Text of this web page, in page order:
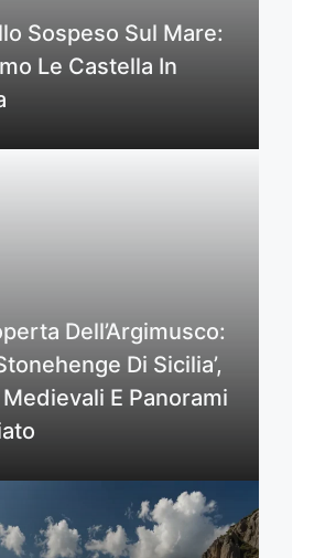
Sospeso Sul Mare:
Le Castella In
Dell’Argimusco:
Di Sicilia’,
E Panorami